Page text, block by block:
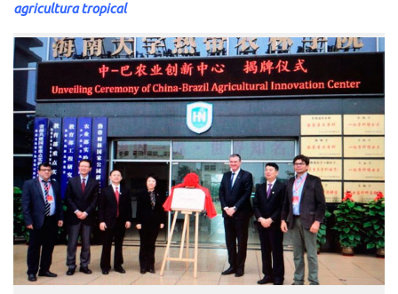
Polo Ribeirão Preto
Polo São Carlos
Programas
Bolsa Empreendedorismo
Bolsa Startup USP
PGI-USP
Conexão USP
Conexão Inter-USP
Leis e Normas
Portal do Inventor
agricultura tropical